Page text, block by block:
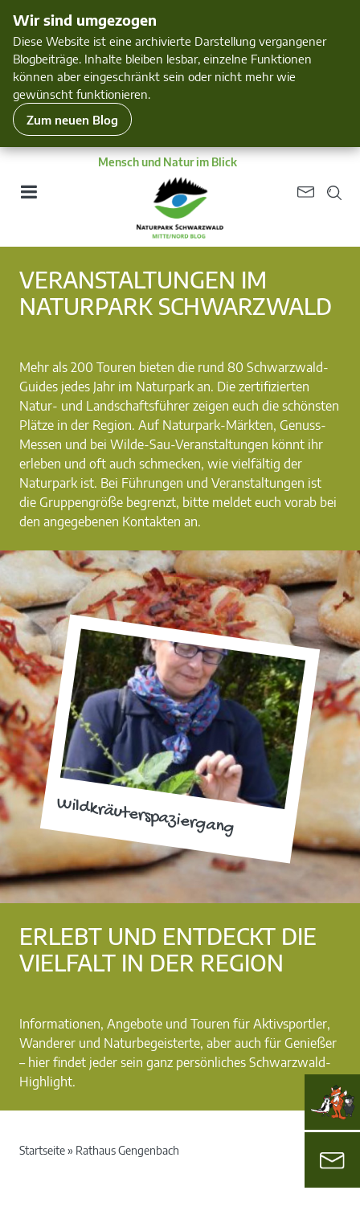
Wir sind umgezogen
Diese Website ist eine archivierte Darstellung vergangener
Blogbeiträge. Inhalte bleiben lesbar, einzelne Funktionen
können aber eingeschränkt sein oder nicht mehr wie
gewünscht funktionieren.
Zum neuen Blog
Mensch und Natur im Blick
Wildkräuterspaziergang
VERANSTALTUNGEN IM
NATURPARK SCHWARZWALD
Mehr als 200 Touren bieten die rund 80 Schwarzwald-
Guides jedes Jahr im Naturpark an. Die zertifizierten
Natur- und Landschaftsführer zeigen euch die schönsten
Plätze in der Region. Auf Naturpark-Märkten, Genuss-
Messen und bei Wilde-Sau-Veranstaltungen könnt ihr
erleben und oft auch schmecken, wie vielfältig der
Naturpark ist. Bei Führungen und Veranstaltungen ist
die Gruppengröße begrenzt, bitte meldet euch vorab bei
den angegebenen Kontakten an.
ERLEBT UND ENTDECKT DIE
VIELFALT IN DER REGION
Informationen, Angebote und Touren für Aktivsportler,
Wanderer und Naturbegeisterte, aber auch für Genießer
– hier findet jeder sein ganz persönliches Schwarzwald-
Highlight.
Startseite» Rathaus Gengenbach